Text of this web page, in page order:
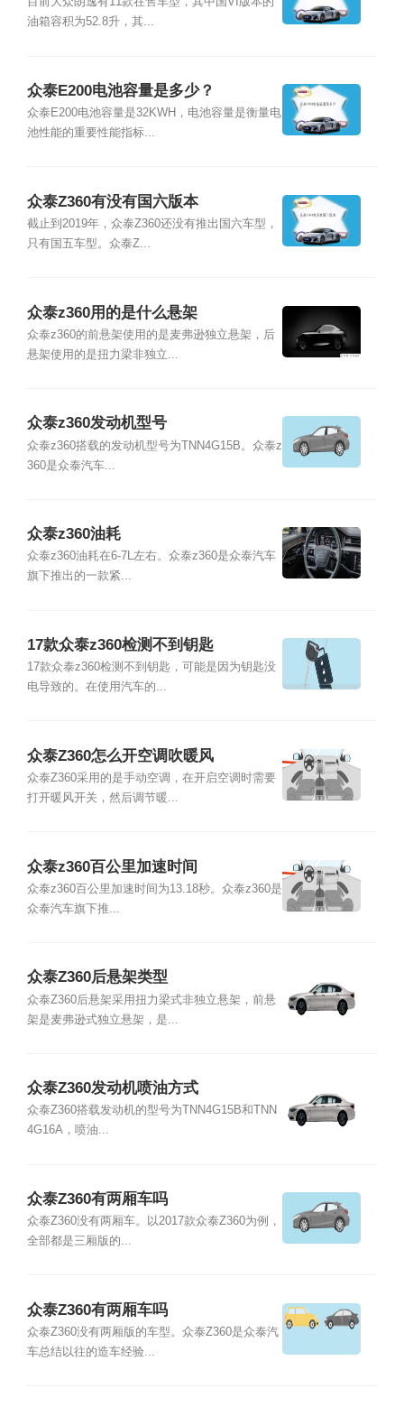
油箱容积为52.8升，其...
众泰E200电池容量是多少？
众泰E200电池容量是32KWH，电池容量是衡量电
池性能的重要性能指标...
众泰Z360有没有国六版本
截止到2019年，众泰Z360还没有推出国六车型，
只有国五车型。众泰Z...
众泰z360用的是什么悬架
众泰z360的前悬架使用的是麦弗逊独立悬架，后
悬架使用的是扭力梁非独立...
众泰z360发动机型号
众泰z360搭载的发动机型号为TNN4G15B。众泰z
360是众泰汽车...
众泰z360油耗
众泰z360油耗在6-7L左右。众泰z360是众泰汽车
旗下推出的一款紧...
17款众泰z360检测不到钥匙
17款众泰z360检测不到钥匙，可能是因为钥匙没
电导致的。在使用汽车的...
众泰Z360怎么开空调吹暖风
众泰Z360采用的是手动空调，在开启空调时需要
打开暖风开关，然后调节暖...
众泰z360百公里加速时间
众泰z360百公里加速时间为13.18秒。众泰z360是
众泰汽车旗下推...
众泰Z360后悬架类型
众泰Z360后悬架采用扭力梁式非独立悬架，前悬
架是麦弗逊式独立悬架，是...
众泰Z360发动机喷油方式
众泰Z360搭载发动机的型号为TNN4G15B和TNN
4G16A，喷油...
众泰Z360有两厢车吗
众泰Z360没有两厢车。以2017款众泰Z360为例，
全部都是三厢版的...
众泰Z360有两厢车吗
众泰Z360没有两厢版的车型。众泰Z360是众泰汽
车总结以往的造车经验...